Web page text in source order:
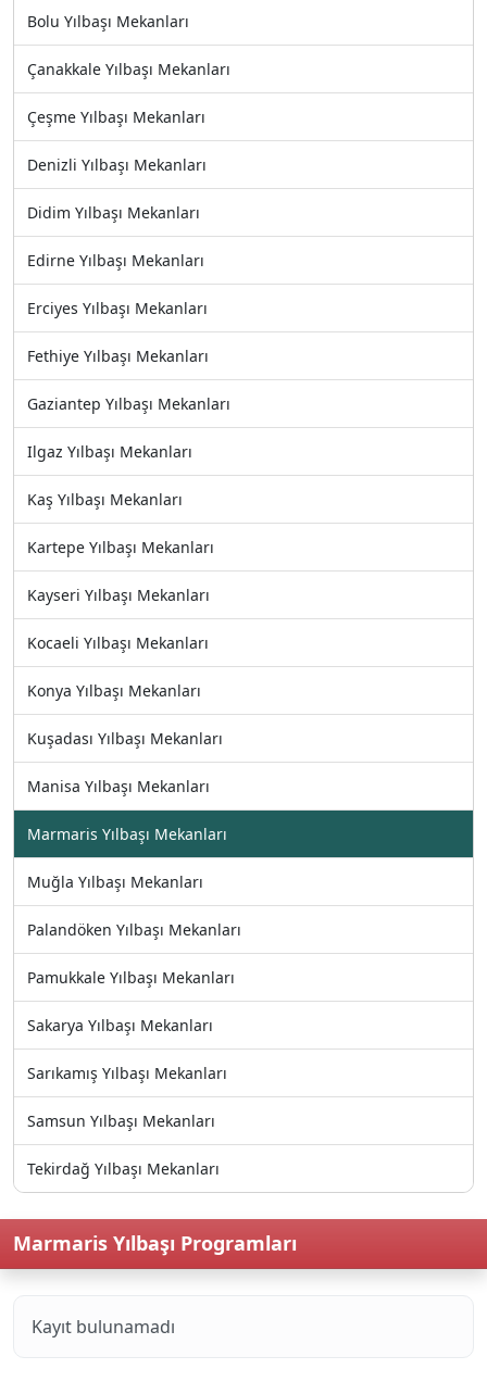
Bolu Yılbaşı Mekanları
Çanakkale Yılbaşı Mekanları
Çeşme Yılbaşı Mekanları
Denizli Yılbaşı Mekanları
Didim Yılbaşı Mekanları
Edirne Yılbaşı Mekanları
Erciyes Yılbaşı Mekanları
Fethiye Yılbaşı Mekanları
Gaziantep Yılbaşı Mekanları
Ilgaz Yılbaşı Mekanları
Kaş Yılbaşı Mekanları
Kartepe Yılbaşı Mekanları
Kayseri Yılbaşı Mekanları
Kocaeli Yılbaşı Mekanları
Konya Yılbaşı Mekanları
Kuşadası Yılbaşı Mekanları
Manisa Yılbaşı Mekanları
Marmaris Yılbaşı Mekanları
Muğla Yılbaşı Mekanları
Palandöken Yılbaşı Mekanları
Pamukkale Yılbaşı Mekanları
Sakarya Yılbaşı Mekanları
Sarıkamış Yılbaşı Mekanları
Samsun Yılbaşı Mekanları
Tekirdağ Yılbaşı Mekanları
Marmaris Yılbaşı Programları
Kayıt bulunamadı